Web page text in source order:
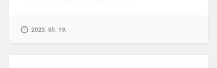
PODCAST
2023. 05. 19.